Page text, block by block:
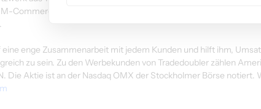
Commerce-Angebot anbot, mit dem Werbetreibende ihre
enge Zusammenarbeit mit jedem Kunden und hilft ihm,
zu sein. Zu den Werbekunden von Tradedoubler zählen
Die Aktie ist an der Nasdaq OMX der Stockholmer Börse